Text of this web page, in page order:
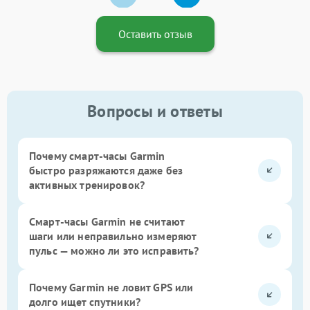
Оставить отзыв
Вопросы и ответы
Почему смарт-часы Garmin
быстро разряжаются даже без
активных тренировок?
Смарт-часы Garmin не считают
шаги или неправильно измеряют
пульс — можно ли это исправить?
Почему Garmin не ловит GPS или
долго ищет спутники?